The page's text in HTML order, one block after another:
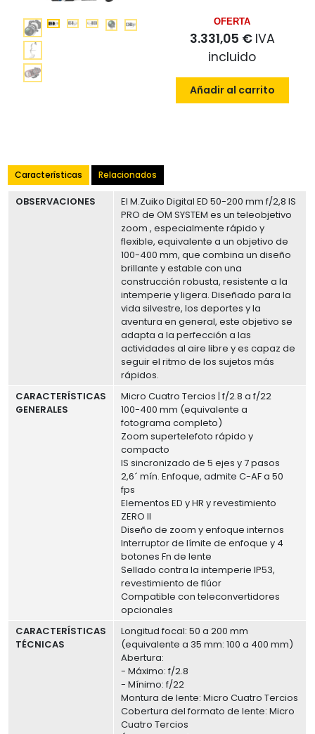
OFERTA
3.331,05 € IVA
incluido
Añadir al carrito
Características Relacionados
OBSERVACIONES
El M.Zuiko Digital ED 50-200 mm f/2,8 IS
PRO de OM SYSTEM es un teleobjetivo
zoom , especialmente rápido y
flexible, equivalente a un objetivo de
100-400 mm, que combina un diseño
brillante y estable con una
construcción robusta, resistente a la
intemperie y ligera. Diseñado para la
vida silvestre, los deportes y la
aventura en general, este objetivo se
adapta a la perfección a las
actividades al aire libre y es capaz de
seguir el ritmo de los sujetos más
rápidos.
CARACTERÍSTICAS
GENERALES
Micro Cuatro Tercios | f/2.8 a f/22
100-400 mm (equivalente a
fotograma completo)
Zoom supertelefoto rápido y
compacto
IS sincronizado de 5 ejes y 7 pasos
2,6´ mín. Enfoque, admite C-AF a 50
fps
Elementos ED y HR y revestimiento
ZERO II
Diseño de zoom y enfoque internos
Interruptor de límite de enfoque y 4
botones Fn de lente
Sellado contra la intemperie IP53,
revestimiento de flúor
Compatible con teleconvertidores
opcionales
CARACTERÍSTICAS
TÉCNICAS
Longitud focal: 50 a 200 mm
(equivalente a 35 mm: 100 a 400 mm)
Abertura:
- Máximo: f/2.8
- Mínimo: f/22
Montura de lente: Micro Cuatro Tercios
Cobertura del formato de lente: Micro
Cuatro Tercios